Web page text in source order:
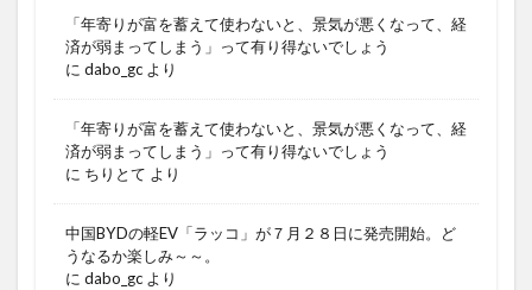
「年寄りが富を蓄えて使わないと、景気が悪くなって、経
済が弱まってしまう」って有り得ないでしょう
に dabo_gc より
「年寄りが富を蓄えて使わないと、景気が悪くなって、経
済が弱まってしまう」って有り得ないでしょう
に ちりとて より
中国BYDの軽EV「ラッコ」が７月２８日に発売開始。ど
うなるか楽しみ～～。
に dabo_gc より